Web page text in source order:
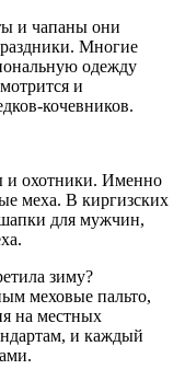
и чапаны они
Многие
одежду
и
кочевников.
и охотники. Именно
меха. В киргизских
для мужчин,
зиму?
меховые пальто,
на местных
и каждый